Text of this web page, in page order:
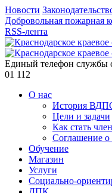
Новости
Добровольная пожарная
RSS-лента
Единый телефон службы
01 112
О нас
История
Цели и задачи
Как стать
Соглашение
Обучение
Магазин
Услуги
Социально-